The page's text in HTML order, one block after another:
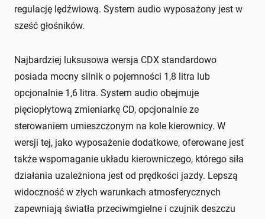
regulację lędźwiową. System audio wyposażony jest w
sześć głośników.
Najbardziej luksusowa wersja CDX standardowo
posiada mocny silnik o pojemności 1,8 litra lub
opcjonalnie 1,6 litra. System audio obejmuje
pięciopłytową zmieniarkę CD, opcjonalnie ze
sterowaniem umieszczonym na kole kierownicy. W
wersji tej, jako wyposażenie dodatkowe, oferowane jest
także wspomaganie układu kierowniczego, którego siła
działania uzależniona jest od prędkości jazdy. Lepszą
widoczność w złych warunkach atmosferycznych
zapewniają światła przeciwmgielne i czujnik deszczu